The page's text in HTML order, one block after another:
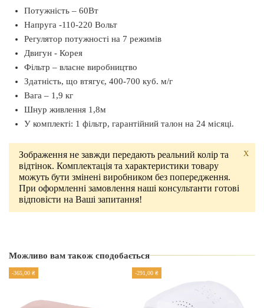
Потужність – 60Вт
Напруга -110-220 Вольт
Регулятор потужності на 7 режимів
Двигун - Корея
Фільтр – власне виробництво
Здатність, що втягує, 400-700 куб. м/г
Вага – 1,9 кг
Шнур живлення 1,8м
У комплекті: 1 фільтр, гарантійний талон на 24 місяці.
Зображення не завжди передають реальний колір та
відтінок. Комплектація та характеристики товару
можуть бути змінені виробником без попередження.
При оформленні замовлення наші консультанти готові
відповісти на Ваші запитання!
X
Країна виробник Україна
Гарантія
Потужність
Можливо вам також сподобається
-365,00 ₴ -291,00 ₴